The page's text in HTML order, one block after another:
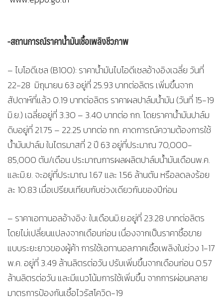
-สถานการณ์ราคาน้ำมันเชื้อเพลิงชีวภาพ
– ไบโอดีเซล (B100): ราคาน้ำมันไบโอดีเซลอ้างอิงเฉลี่ย วันที่
22-28 มิถุนายน 63 อยู่ที่ 25.93 บาทต่อลิตร เพิ่มขึ้นจาก
สัปดาห์ที่แล้ว 0.19 บาทต่อลิตร ราคาผลปาล์มน้ำมัน (วันที่ 15-19
มิ.ย.) เฉลี่ยอยู่ที่ 3.30 – 3.40 บาทต่อ กก. โดยราคาน้ำมันปาล์ม
ดิบอยู่ที่ 21.75 – 22.25 บาทต่อ กก. คาดการณ์ความต้องการใช้
น้ำมันปาล์ม ในไตรมาสที่ 2 ปี 63 อยู่ที่ประมาณ 70,000-
85,000 ตัน/เดือน ประมาณการผลผลิตปาล์มน้ำมันเดือนพ.ค.
และมิ.ย. จะอยู่ที่ประมาณ 1.67 และ 1.56 ล้านตัน หรือลดลงร้อย
ละ 10.83 เมื่อเปรียบเทียบกับช่วงเดียวกันของปีก่อน
– ราคาเอทานอลอ้างอิง: ในเดือนมิ.ย.อยู่ที่ 23.28 บาทต่อลิตร
โดยไม่เปลี่ยนแปลงจากเดือนก่อน เนื่องจากเป็นราคาซื้อขาย
แบบระยะยาวของผู้ค้า การใช้เอทานอลภาคเชื้อเพลิงในช่วง 1-17
พ.ค. อยู่ที่ 3.49 ล้านลิตรต่อวัน ปรับเพิ่มขึ้นจากเดือนก่อน 0.57
ล้านลิตรต่อวัน และมีแนวโน้มการใช้เพิ่มขึ้น จากการผ่อนคลาย
มาตรการป้องกันเชื้อไวรัสโควิด-19